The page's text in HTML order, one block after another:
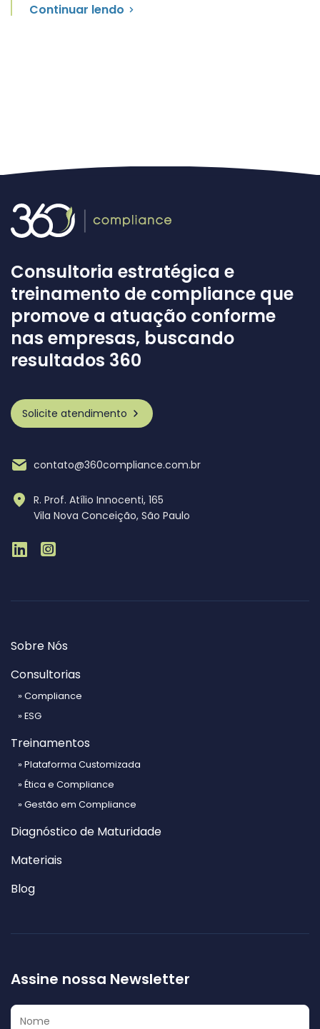
Continuar lendo
Sobre Nós
Consultorias
» Compliance
» ESG
Treinamentos
» Plataforma Customizada
» Ética e Compliance
» Gestão em Compliance
Diagnóstico de Maturidade
Materiais
Blog
Consultoria estratégica e
treinamento de compliance que
promove a atuação conforme
nas empresas, buscando
resultados 360
Solicite atendimento
contato@360compliance.com.br
R. Prof. Atílio Innocenti, 165
Vila Nova Conceição, São Paulo
Assine nossa Newsletter